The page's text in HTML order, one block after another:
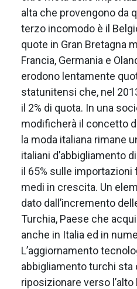
alta che provengono da
terzo incomodo è il
quote in Gran Bretagna
Francia, Germania e
erodono lentamente
statunitensi che, nel
il 2% di quota. In una
modificherà il concetto
la moda italiana rimane
italiani d’abbigliamento
il 65% sulle
medi in crescita. Un
dato dall’incremento
Turchia, Paese che
anche in Italia ed in
L’aggiornamento
abbigliamento turchi sta
riposizionare verso